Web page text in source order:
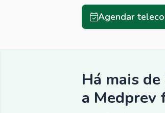
Agendar
Há mais
a Medprev